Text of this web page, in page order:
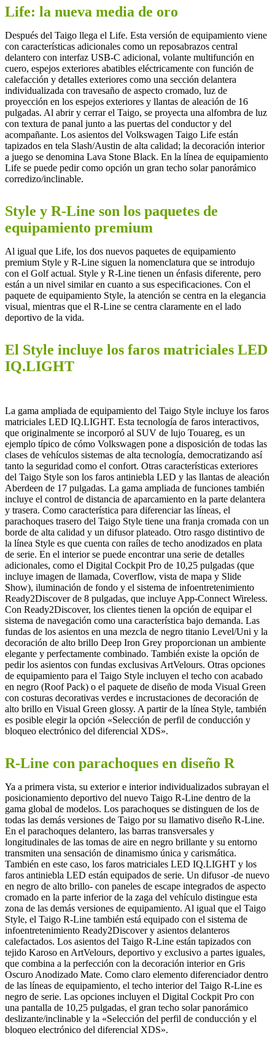
Life: la nueva media de oro
Después del Taigo llega el Life. Esta versión de equipamiento viene
con características adicionales como un reposabrazos central
delantero con interfaz USB-C adicional, volante multifunción en
cuero, espejos exteriores abatibles eléctricamente con función de
calefacción y detalles exteriores como una sección delantera
individualizada con travesaño de aspecto cromado, luz de
proyección en los espejos exteriores y llantas de aleación de 16
pulgadas. Al abrir y cerrar el Taigo, se proyecta una alfombra de luz
con textura de panal junto a las puertas del conductor y del
acompañante. Los asientos del Volkswagen Taigo Life están
tapizados en tela Slash/Austin de alta calidad; la decoración interior
a juego se denomina Lava Stone Black. En la línea de equipamiento
Life se puede pedir como opción un gran techo solar panorámico
corredizo/inclinable.
Style y R-Line son los paquetes de
equipamiento premium
Al igual que Life, los dos nuevos paquetes de equipamiento
premium Style y R-Line siguen la nomenclatura que se introdujo
con el Golf actual. Style y R-Line tienen un énfasis diferente, pero
están a un nivel similar en cuanto a sus especificaciones. Con el
paquete de equipamiento Style, la atención se centra en la elegancia
visual, mientras que el R-Line se centra claramente en el lado
deportivo de la vida.
El Style incluye los faros matriciales LED
IQ.LIGHT
La gama ampliada de equipamiento del Taigo Style incluye los faros
matriciales LED IQ.LIGHT. Esta tecnología de faros interactivos,
que originalmente se incorporó al SUV de lujo Touareg, es un
ejemplo típico de cómo Volkswagen pone a disposición de todas las
clases de vehículos sistemas de alta tecnología, democratizando así
tanto la seguridad como el confort. Otras características exteriores
del Taigo Style son los faros antiniebla LED y las llantas de aleación
Aberdeen de 17 pulgadas. La gama ampliada de funciones también
incluye el control de distancia de aparcamiento en la parte delantera
y trasera. Como característica para diferenciar las líneas, el
parachoques trasero del Taigo Style tiene una franja cromada con un
borde de alta calidad y un difusor plateado. Otro rasgo distintivo de
la línea Style es que cuenta con raíles de techo anodizados en plata
de serie. En el interior se puede encontrar una serie de detalles
adicionales, como el Digital Cockpit Pro de 10,25 pulgadas (que
incluye imagen de llamada, Coverflow, vista de mapa y Slide
Show), iluminación de fondo y el sistema de infoentretenimiento
Ready2Discover de 8 pulgadas, que incluye App-Connect Wireless.
Con Ready2Discover, los clientes tienen la opción de equipar el
sistema de navegación como una característica bajo demanda. Las
fundas de los asientos en una mezcla de negro titanio Level/Uni y la
decoración de alto brillo Deep Iron Grey proporcionan un ambiente
elegante y perfectamente combinado. También existe la opción de
pedir los asientos con fundas exclusivas ArtVelours. Otras opciones
de equipamiento para el Taigo Style incluyen el techo con acabado
en negro (Roof Pack) o el paquete de diseño de moda Visual Green
con costuras decorativas verdes e incrustaciones de decoración de
alto brillo en Visual Green glossy. A partir de la línea Style, también
es posible elegir la opción «Selección de perfil de conducción y
bloqueo electrónico del diferencial XDS».
R-Line con parachoques en diseño R
Ya a primera vista, su exterior e interior individualizados subrayan el
posicionamiento deportivo del nuevo Taigo R-Line dentro de la
gama global de modelos. Los parachoques se distinguen de los de
todas las demás versiones de Taigo por su llamativo diseño R-Line.
En el parachoques delantero, las barras transversales y
longitudinales de las tomas de aire en negro brillante y su entorno
transmiten una sensación de dinamismo única y carismática.
También en este caso, los faros matriciales LED IQ.LIGHT y los
faros antiniebla LED están equipados de serie. Un difusor -de nuevo
en negro de alto brillo- con paneles de escape integrados de aspecto
cromado en la parte inferior de la zaga del vehículo distingue esta
zona de las demás versiones de equipamiento. Al igual que el Taigo
Style, el Taigo R-Line también está equipado con el sistema de
infoentretenimiento Ready2Discover y asientos delanteros
calefactados. Los asientos del Taigo R-Line están tapizados con
tejido Karoso en ArtVelours, deportivo y exclusivo a partes iguales,
que combina a la perfección con la decoración interior en Gris
Oscuro Anodizado Mate. Como claro elemento diferenciador dentro
de las líneas de equipamiento, el techo interior del Taigo R-Line es
negro de serie. Las opciones incluyen el Digital Cockpit Pro con
una pantalla de 10,25 pulgadas, el gran techo solar panorámico
deslizante/inclinable y la «Selección del perfil de conducción y el
bloqueo electrónico del diferencial XDS».